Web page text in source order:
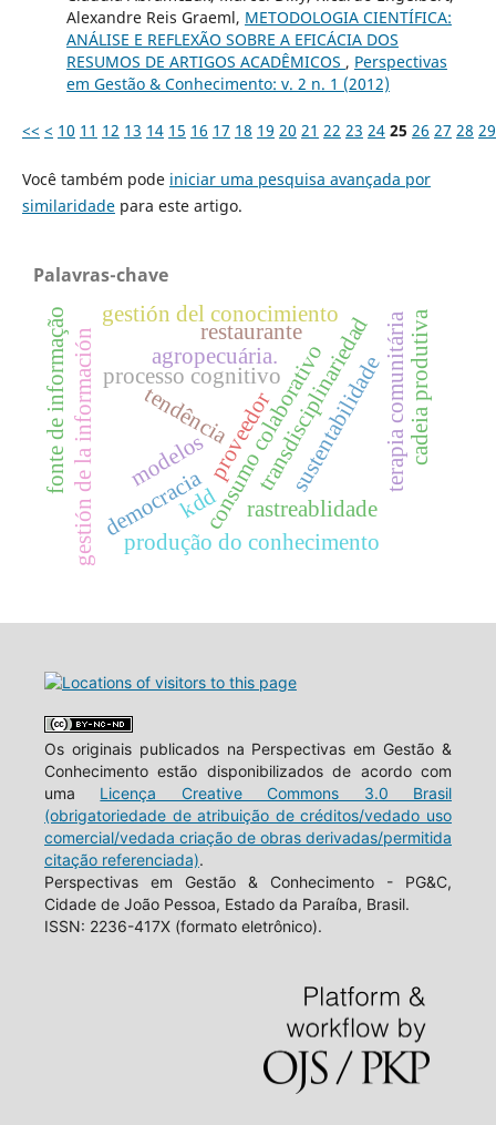
Alexandre Reis Graeml, METODOLOGIA CIENTÍFICA:
ANÁLISE E REFLEXÃO SOBRE A EFICÁCIA DOS
RESUMOS DE ARTIGOS ACADÊMICOS , Perspectivas
em Gestão & Conhecimento: v. 2 n. 1 (2012)
<< < 10 11 12 13 14 15 16 17 18 19 20 21 22 23 24 25 26 27 28 29
Você também pode iniciar uma pesquisa avançada por
similaridadepara este artigo.
Palavras-chave
processo cognitivo
consumo colaborativo
transdisciplinariedad
kdd
gestión de la información
gestión del conocimiento
produção do conhecimento
terapia comunitária
sustentabilidade cadeia produtiva
tendência
democracia
fonte de informação modelos
rastreablidade
agropecuária.
proveedor
restaurante
Os originais publicados na Perspectivas em Gestão &
Conhecimento estão disponibilizados de acordo com
uma Licença Creative Commons 3.0 Brasil
(obrigatoriedade de atribuição de créditos/vedado uso
comercial/vedada criação de obras derivadas/permitida
citação referenciada).
Perspectivas em Gestão & Conhecimento - PG&C,
Cidade de João Pessoa, Estado da Paraíba, Brasil.
ISSN: 2236-417X (formato eletrônico).